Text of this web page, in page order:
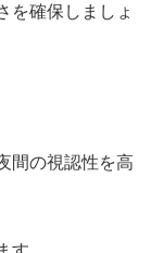
を確保しましょ
間の視認性を高